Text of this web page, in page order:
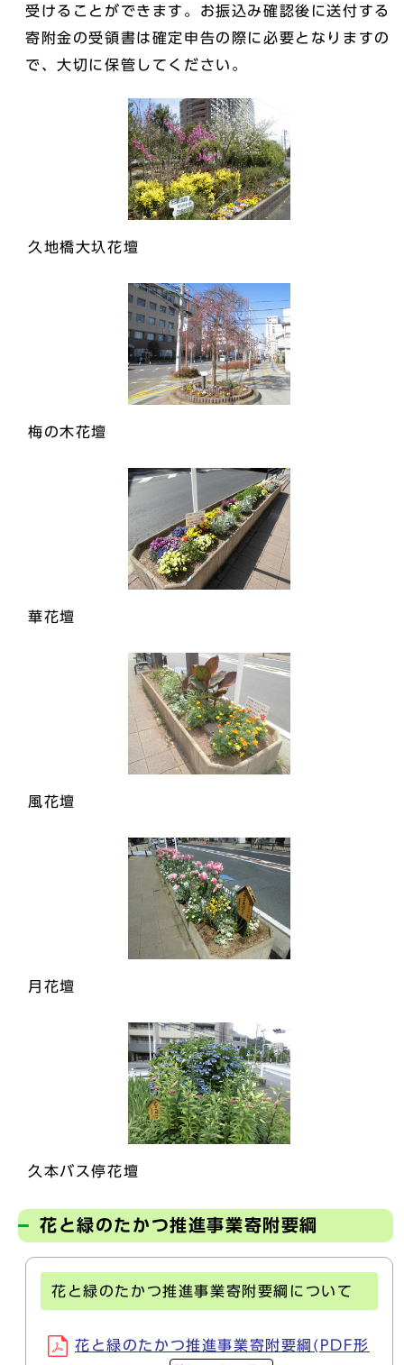
受けることができます。お振込み確認後に送付する
寄附金の受領書は確定申告の際に必要となりますの
で、大切に保管してください。
久地橋大圦花壇
梅の木花壇
華花壇
風花壇
月花壇
久本バス停花壇
花と緑のたかつ推進事業寄附要綱
花と緑のたかつ推進事業寄附要綱について
花と緑のたかつ推進事業寄附要綱(PDF形